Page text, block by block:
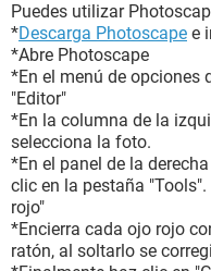
Puedes utilizar
*Descarga Photoscape e
*Abre Photoscape
*En el menú de opciones
"Editor"
*En la columna de la
selecciona la foto.
*En el panel de la
clic en la pestaña
rojo"
*Encierra cada ojo rojo
ratón, al soltarlo se